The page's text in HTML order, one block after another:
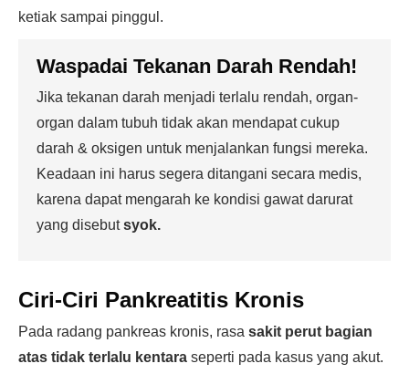
ketiak sampai pinggul.
Waspadai Tekanan Darah Rendah!
Jika tekanan darah menjadi terlalu rendah, organ-
organ dalam tubuh tidak akan mendapat cukup
darah & oksigen untuk menjalankan fungsi mereka.
Keadaan ini harus segera ditangani secara medis,
karena dapat mengarah ke kondisi gawat darurat
yang disebutsyok.
Ciri-Ciri Pankreatitis Kronis
Pada radang pankreas kronis, rasa sakit perut bagian
atas tidak terlalu kentara seperti pada kasus yang akut.